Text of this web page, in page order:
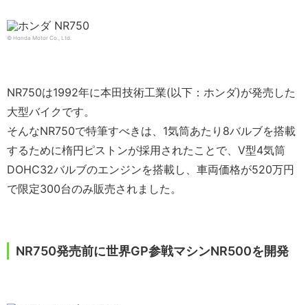
© Honda Motor Co., Ltd.
NR750は1992年に本田技術工業(以下：ホンダ)が発売した
大型バイクです。
そんなNR750で特筆すべきは、1気筒あたり8バルブを搭載
するために楕円ピストンが採用されたことで、V型4気筒
DOHC32バルブのエンジンを搭載し、車両価格が520万円
で限定300台のみ販売されました。
NR750発売前に世界GP参戦マシンNR500を開発